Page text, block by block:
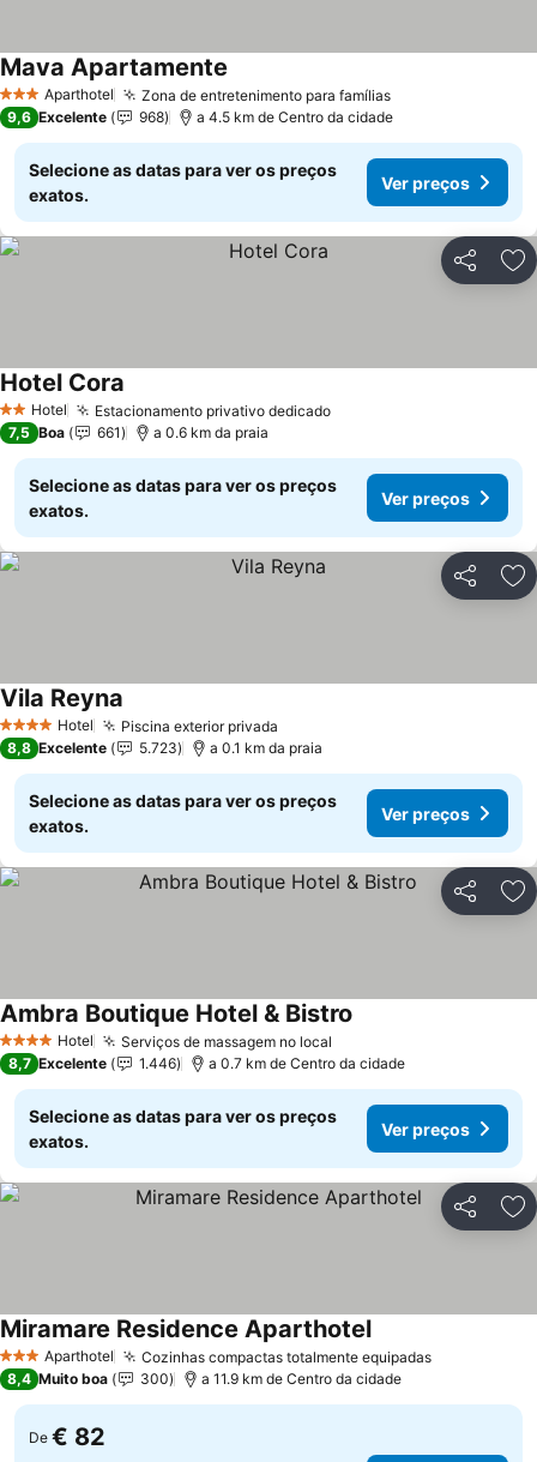
3 EstrelasAparthotel Zona de entretenimento para famíliasVer preços
Mava Apartamente
9,6 Excelente 968 a 4.5 km de Centro da cidade
Selecione as datas para ver os preços
exatos.
Ver preços
Partilhar
2 Estrelas
Hotel Estacionamento privativo dedicadoVer preços
Hotel Cora
7,5 Boa 661 a 0.6 km da praia
Selecione as datas para ver os preços
exatos.
Ver preços
Partilhar
4 EstrelasHotel Piscina exterior privada
Vila Reyna
8,8 Excelente 5.723 a 0.1 km da praia
Selecione as datas para ver os preços
exatos.
Ver preços
Partilhar
4 EstrelasHotel Serviços de massagem no local
Ambra Boutique Hotel & Bistro
8,7 Excelente 1.446 a 0.7 km de Centro da cidade
Selecione as datas para ver os preços
exatos.
Ver preços
Partilhar
3 EstrelasAparthotel Cozinhas compactas totalmente equipadasVer preços
Miramare Residence AparthotelVer preços
8,4 Muito boa 300 a 11.9 km de Centro da cidade
De € 82